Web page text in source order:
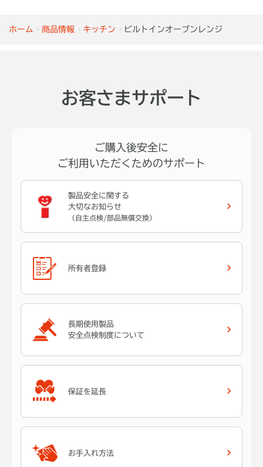
ホーム 商品情報 キッチン ビルトインオーブンレンジ
デザイン取手 ソフトクローズ仕様
デザイン取手
シンプルなデザインで、質感の
高い取っ手。既設のキッチンと
扉を閉める時の衝撃を和らげる
仕様。スムーズに閉まります。
りやすい低圧メラミン素材で
お客さまサポート
ご購入後安全に
ご利用いただくためのサポート
製品安全に関する
大切なお知らせ
（自主点検/部品無償交換）
所有者登録
長期使用製品
安全点検制度について
保証を延長
お手入れ方法